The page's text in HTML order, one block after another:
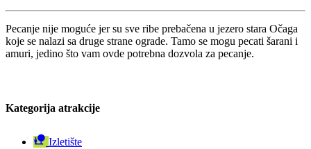
Pecanje nije moguće jer su sve ribe prebačena u jezero stara Očaga
koje se nalazi sa druge strane ograde. Tamo se mogu pecati šarani i
amuri, jedino što vam ovde potrebna dozvola za pecanje.
Kategorija atrakcije
Izletište